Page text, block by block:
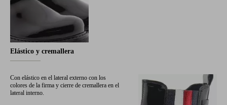
Elástico y cremallera
Con elástico en el lateral externo con los
colores de la firma y cierre de cremallera en el
lateral interno.